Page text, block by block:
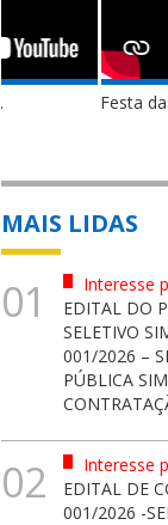
Festa das Mães
MAIS LIDAS
01
Interesse
EDITAL DO
SELETIVO
001/2026 –
PÚBLICA
02
Interesse
EDITAL DE
001/2026 -